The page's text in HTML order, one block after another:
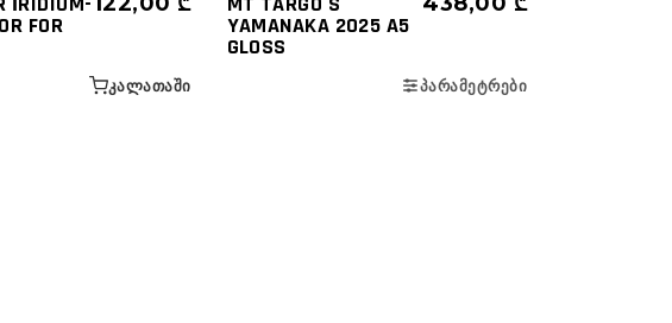
FOR
ᲙᲐᲚᲐᲗᲐᲨᲘ
YAMANAKA 2025 A5
GLOSS
ᲞᲐᲠᲐᲛᲔᲢᲠᲔᲑᲘ